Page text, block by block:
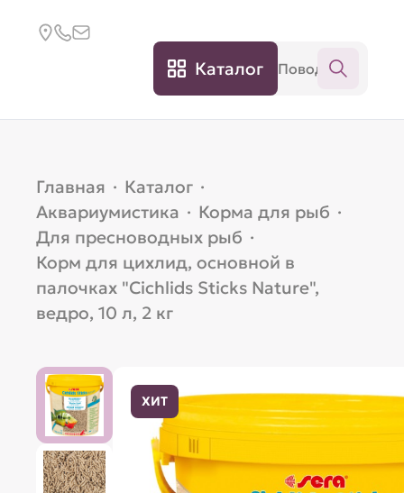
Каталог
Главная · Каталог ·
Аквариумистика · Корма для рыб ·
Для пресноводных рыб ·
Корм для цихлид, основной в
палочках "Cichlids Sticks Nature",
ведро, 10 л, 2 кг
ХИТ